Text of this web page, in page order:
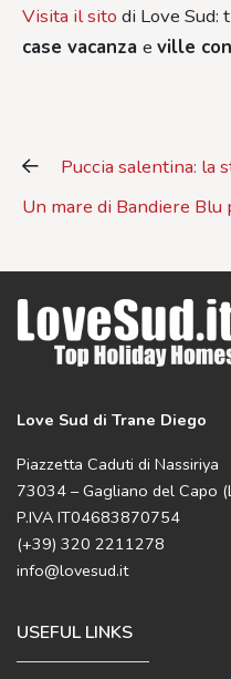
Visita il sito di Love
case vacanza e ville
Puccia salentina: la
Un mare di Bandiere
Love Sud di Trane Diego
Piazzetta Caduti di Nassiriya
73034 – Gagliano del Capo
P.IVA IT04683870754
(+39) 320 2211278
info@lovesud.it
USEFUL LINKS